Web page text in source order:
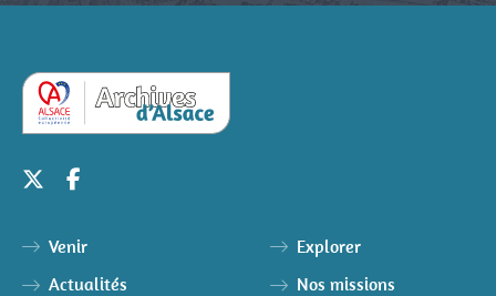
Venir
Actualités
Explorer
Nos missions